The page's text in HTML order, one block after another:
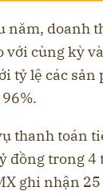
năm, doanh
với cùng kỳ
tỷ lệ các sản
thanh toán
đồng trong 4
ghi nhận